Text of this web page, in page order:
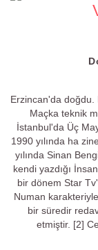
Erzincan'da doğdu.
Maçka teknik
İstanbul'da Üç
1990 yılında ha
yılında Sinan
kendi yazdığı
bir dönem Star
Numan
bir süredir
etmiştir. [2]